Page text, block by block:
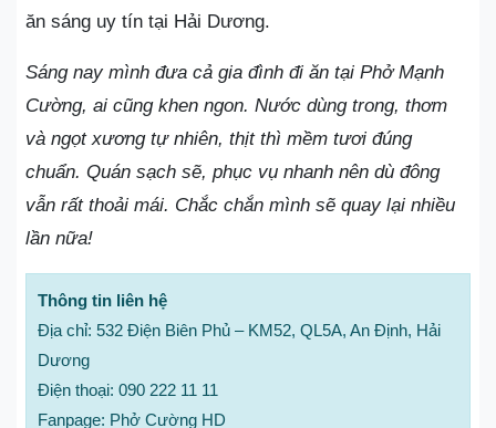
ăn sáng uy tín tại Hải Dương.
Sáng nay mình đưa cả gia đình đi ăn tại Phở Mạnh
Cường, ai cũng khen ngon. Nước dùng trong, thơm
và ngọt xương tự nhiên, thịt thì mềm tươi đúng
chuẩn. Quán sạch sẽ, phục vụ nhanh nên dù đông
vẫn rất thoải mái. Chắc chắn mình sẽ quay lại nhiều
lần nữa!
Thông tin liên hệ
Địa chỉ: 532 Điện Biên Phủ – KM52, QL5A, An Định, Hải
Dương
Điện thoại: 090 222 11 11
Fanpage: Phở Cường HD